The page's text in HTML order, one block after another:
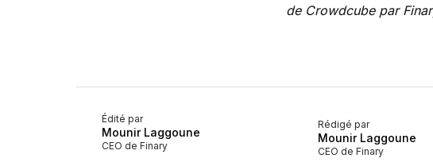
de Crowdcube par
Édité par
Mounir Laggoune
CEO de Finary
Rédigé par
Mounir Laggoune
CEO de Finary